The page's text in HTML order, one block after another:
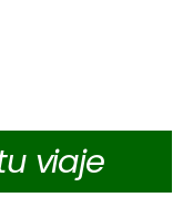
viaje